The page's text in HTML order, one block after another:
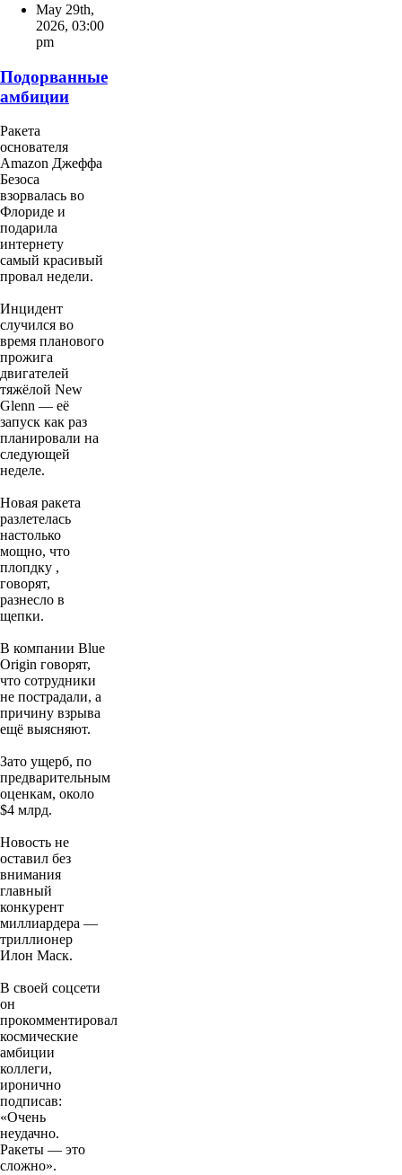
May 29th,
2026, 03:00
pm
Подорванные
амбиции
Ракета
основателя
Amazon Джеффа
Безоса
взорвалась во
Флориде и
подарила
интернету
самый красивый
провал недели.
Инцидент
случился во
время планового
прожига
двигателей
тяжёлой New
Glenn — её
запуск как раз
планировали на
следующей
неделе.
Новая ракета
разлетелась
настолько
мощно, что
плопдку ,
говорят,
разнесло в
щепки.
В компании Blue
Origin говорят,
что сотрудники
не пострадали, а
причину взрыва
ещё выясняют.
Зато ущерб, по
предварительным
оценкам, около
$4 млрд.
Новость не
оставил без
внимания
главный
конкурент
миллиардера —
триллионер
Илон Маск.
В своей соцсети
он
прокомментировал
космические
амбиции
коллеги,
иронично
подписав:
«Очень
неудачно.
Ракеты — это
сложно».